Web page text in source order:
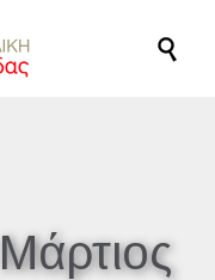

Μάρτιος